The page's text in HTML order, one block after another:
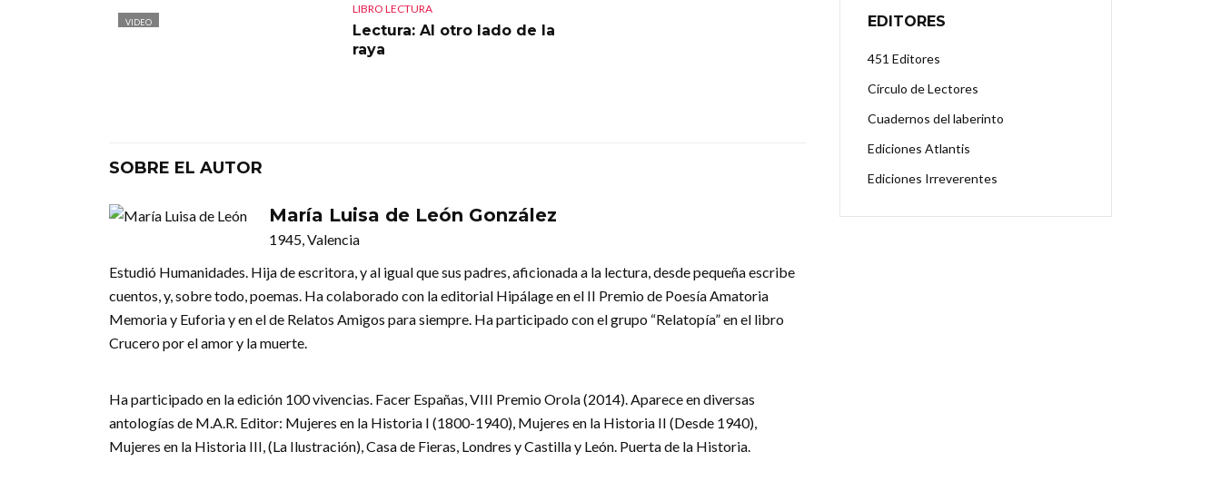
VIDEO
LIBRO LECTURA
Lectura: Al otro lado de la
raya
SOBRE EL AUTOR
María Luisa de León González
1945, Valencia
Estudió Humanidades. Hija de escritora, y al igual que sus padres, aficionada a la lectura, desde pequeña escribe
cuentos, y, sobre todo, poemas. Ha colaborado con la editorial Hipálage en el II Premio de Poesía Amatoria
Memoria y Euforia y en el de Relatos Amigos para siempre. Ha participado con el grupo “Relatopía” en el libro
Crucero por el amor y la muerte.
Ha participado en la edición 100 vivencias. Facer Españas, VIII Premio Orola (2014). Aparece en diversas
antologías de M.A.R. Editor: Mujeres en la Historia I (1800-1940), Mujeres en la Historia II (Desde 1940),
Mujeres en la Historia III, (La Ilustración), Casa de Fieras, Londres y Castilla y León. Puerta de la Historia.
EDITORES
451 Editores
Círculo de Lectores
Cuadernos del laberinto
Ediciones Atlantis
Ediciones Irreverentes